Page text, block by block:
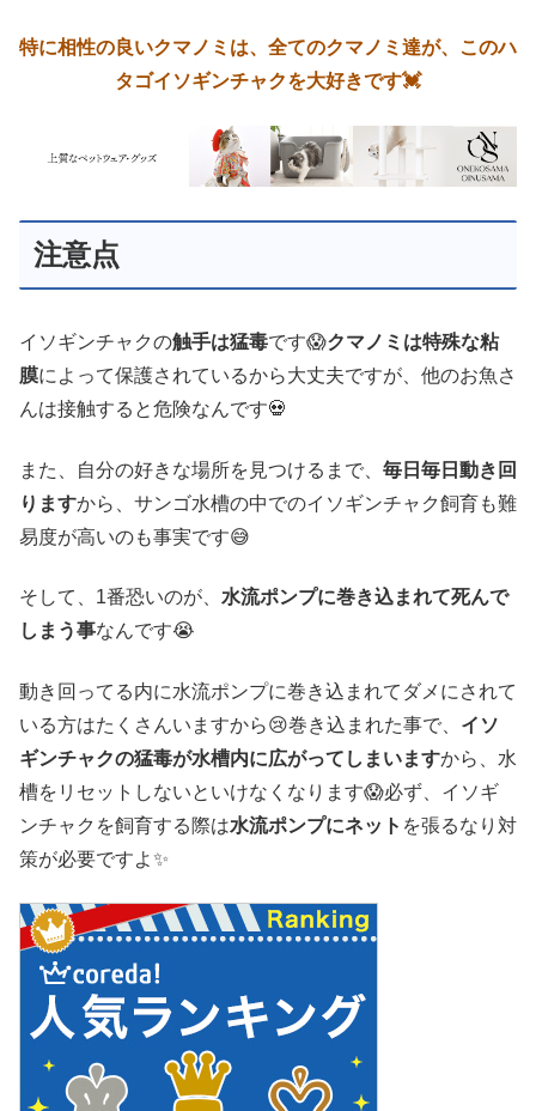
特に相性の良いクマノミは、全てのクマノミ達が、このハ
タゴイソギンチャクを大好きです💓
注意点
イソギンチャクの触手は猛毒です😱クマノミは特殊な粘
膜によって保護されているから大丈夫ですが、他のお魚さ
んは接触すると危険なんです💀
また、自分の好きな場所を見つけるまで、 毎日毎日動き回
りますから、サンゴ水槽の中でのイソギンチャク飼育も難
易度が高いのも事実です😅
そして、1番恐いのが、 水流ポンプに巻き込まれて死んで
しまう事なんです😭
動き回ってる内に水流ポンプに巻き込まれてダメにされて
いる方はたくさんいますから😢巻き込まれた事で、 イソ
ギンチャクの猛毒が水槽内に広がってしまいますから、水
槽をリセットしないといけなくなります😱必ず、イソギ
ンチャクを飼育する際は水流ポンプにネット を張るなり対
策が必要ですよ✨